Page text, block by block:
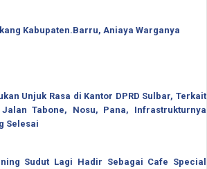
Kabupaten.Barru, Aniaya Warganya
Unjuk Rasa di Kantor DPRD Sulbar, Terkait
Tabone, Nosu, Pana, Infrastrukturnya
Selesai
Sudut Lagi Hadir Sebagai Cafe Special